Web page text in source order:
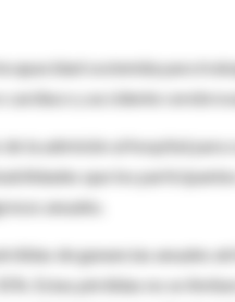
sostenida para
cardíaco y accidente
de la admisión al hospital
que los
anuales.
de ganancias anuales
Estas pérdidas no se